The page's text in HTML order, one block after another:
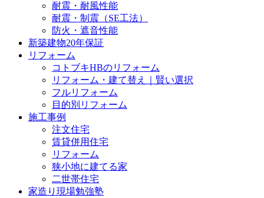
耐震・耐風性能
耐震・制震（SE工法）
防火・遮音性能
新築建物20年保証
リフォーム
コトブキHBのリフォーム
リフォーム・建て替え｜賢い選択
フルリフォーム
目的別リフォーム
施工事例
注文住宅
賃貸併用住宅
リフォーム
狭小地に建てる家
二世帯住宅
家造り現場勉強塾